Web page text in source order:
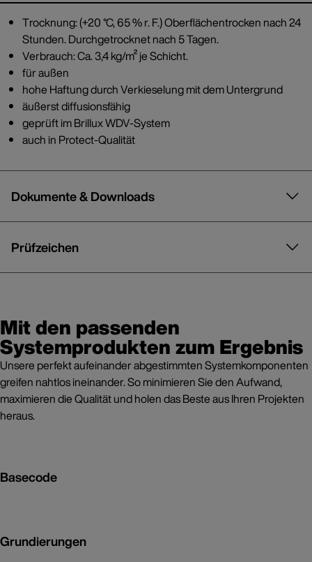
Trocknung: (+20 °C, 65 % r. F.) Oberflächentrocken nach 24
Stunden. Durchgetrocknet nach 5 Tagen.
Verbrauch: Ca. 3,4 kg/m² je Schicht.
für außen
hohe Haftung durch Verkieselung mit dem Untergrund
äußerst diffusionsfähig
geprüft im Brillux WDV-System
auch in Protect-Qualität
Dokumente & Downloads
Prüfzeichen
Mit den passenden
Systemprodukten zum Ergebnis
Unsere perfekt aufeinander abgestimmten Systemkomponenten
greifen nahtlos ineinander. So minimieren Sie den Aufwand,
maximieren die Qualität und holen das Beste aus Ihren Projekten
heraus.
Basecode
Grundierungen